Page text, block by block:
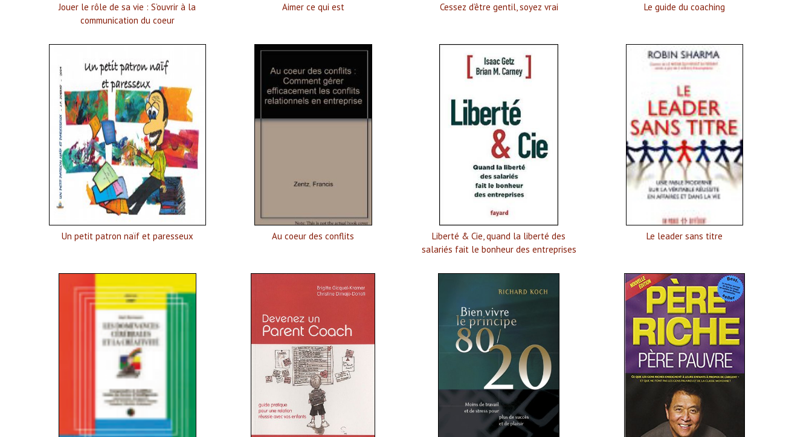
Jouer le rôle de sa vie : S’ouvrir à la
communication du coeur
Aimer ce qui est Cessez d’être gentil, soyez vrai Le guide du coaching
Un petit patron naïf et paresseux Au coeur des conflits
Liberté & Cie, quand la liberté des
salariés fait le bonheur des entreprises
Le leader sans titre